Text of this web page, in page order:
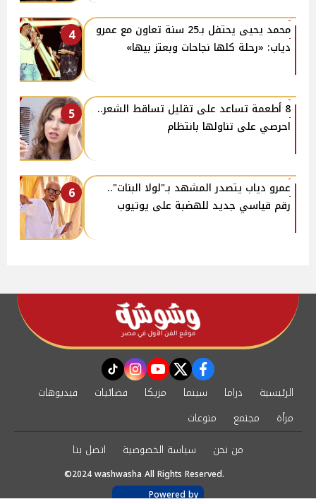
4
محمد يحيى يحتفل بـ25 سنة تعاون مع عمرو
دياب: «رحلة كلها نجاحات وبعتز بيها»
5
8 أطعمة تساعد على تقليل تساقط الشعر..
احرصي على تناولها بانتظام
6
عمرو دياب يتصدر المشهد بـ"لولا البنات"..
رقم قياسي جديد للهضبة على يوتيوب
facebook
twitter
youtube
instagram
tiktok
الرئيسية دراما سينما مزيكا فضائيات
فيديوهات
مرأة
مجتمع
منوعات
من نحن
سياسة الخصوصية اتصل بنا
©2024 washwasha All Rights Reserved.
Powered by